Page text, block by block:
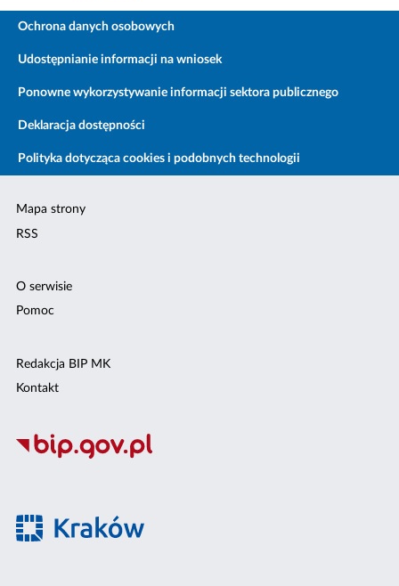
Ochrona danych osobowych
Udostępnianie informacji na wniosek
Ponowne wykorzystywanie informacji sektora publicznego
Deklaracja dostępności
Polityka dotycząca cookies i podobnych technologii
Mapa strony
RSS
O serwisie
Pomoc
Redakcja BIP MK
Kontakt